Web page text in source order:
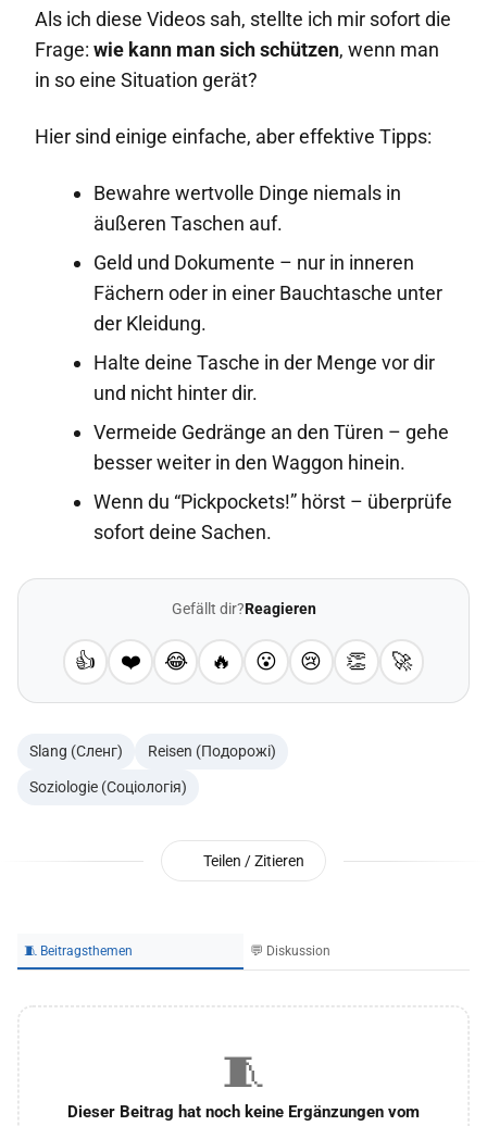
Als ich diese Videos sah, stellte ich mir sofort die
Frage: wie kann man sich schützen, wenn man
in so eine Situation gerät?
Hier sind einige einfache, aber effektive Tipps:
Bewahre wertvolle Dinge niemals in
äußeren Taschen auf.
Geld und Dokumente – nur in inneren
Fächern oder in einer Bauchtasche unter
der Kleidung.
Halte deine Tasche in der Menge vor dir
und nicht hinter dir.
Vermeide Gedränge an den Türen – gehe
besser weiter in den Waggon hinein.
Wenn du “Pickpockets!” hörst – überprüfe
sofort deine Sachen.
Gefällt dir?Reagieren
👍 ❤️ 😂 🔥 😮 😢 👏 🚀
Slang (Сленг) Reisen (Подорожі)
Soziologie (Соціологія)
Teilen / Zitieren
🧵 Beitragsthemen 💬 Diskussion
🧵
Dieser Beitrag hat noch keine Ergänzungen vom